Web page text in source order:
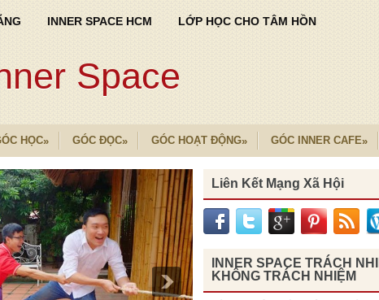
INNER SPACE HCM LỚP HỌC CHO TÂM HỒN
Space
HỌC» GÓC ĐỌC» GÓC HOẠT ĐỘNG» GÓC INNER CAFE»
Liên Kết Mạng Xã Hội
INNER SPACE TRÁCH
KHÔNG TRÁCH NHIỆM